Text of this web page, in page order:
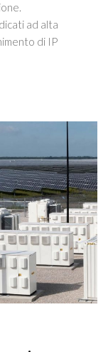
ad alta
di IP